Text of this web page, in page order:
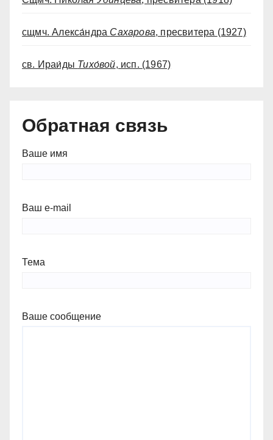
сщмч. Алекса́ндра Сахарова, пресвитера (1927)
св. Ираи́ды Тихо́вой, исп. (1967)
Обратная связь
Ваше имя
Ваш e-mail
Тема
Ваше сообщение